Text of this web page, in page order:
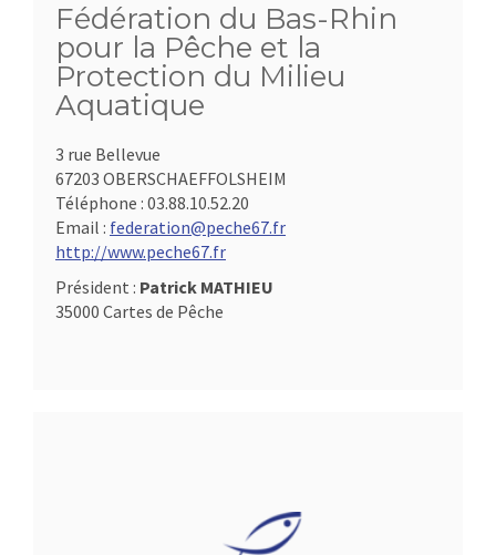
Fédération du Bas-Rhin
pour la Pêche et la
Protection du Milieu
Aquatique
3 rue Bellevue
67203 OBERSCHAEFFOLSHEIM
Téléphone : 03.88.10.52.20
Email : federation@peche67.fr
http://www.peche67.fr
Président : Patrick MATHIEU
35000 Cartes de Pêche